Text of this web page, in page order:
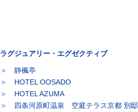
ラグジュアリー・エグゼクティブ
静楓亭
HOTEL OOSADO
HOTEL AZUMA
四条河原町温泉 空庭テラス京都 別邸